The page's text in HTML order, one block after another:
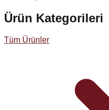
Ürün Kategorileri
Tüm Ürünler